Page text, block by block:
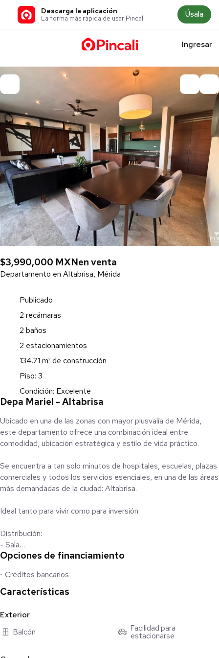
Descarga la aplicación
La forma más rápida de usar Pincali Úsala
Ingresar
$3,990,000 MXNen venta
Departamento en Altabrisa, Mérida
Publicado
2 recámaras
2 baños
2 estacionamientos
134.71 m² de construcción
Piso: 3
Condición: Excelente
Depa Mariel - Altabrisa
Ubicado en una de las zonas con mayor plusvalía de Mérida,
este departamento ofrece una combinación ideal entre
comodidad, ubicación estratégica y estilo de vida práctico.
Se encuentra a tan solo minutos de hospitales, escuelas, plazas
comerciales y todos los servicios esenciales, en una de las áreas
más demandadas de la ciudad: Altabrisa.
Ideal tanto para vivir como para inversión.
Distribución:
- Sala
- Comedor
- 1 recámara principal con baño completo
- 1 recámara secundaria
- Terraza
- Cochera para 2 autos
Opciones de financiamiento
Créditos bancarios
Características
Exterior
Balcón
Facilidad para
estacionarse